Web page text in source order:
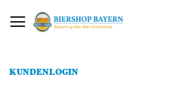
ZUM
INHALT
KUNDENLOGIN